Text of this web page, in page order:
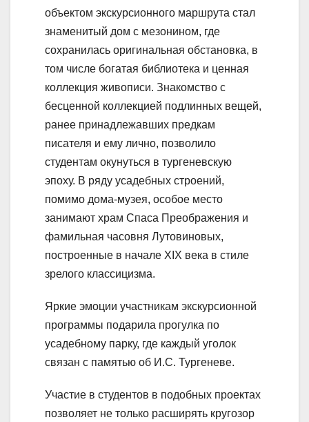
объектом экскурсионного маршрута стал
знаменитый дом с мезонином, где
сохранилась оригинальная обстановка, в
том числе богатая библиотека и ценная
коллекция живописи. Знакомство с
бесценной коллекцией подлинных вещей,
ранее принадлежавших предкам
писателя и ему лично, позволило
студентам окунуться в тургеневскую
эпоху. В ряду усадебных строений,
помимо дома-музея, особое место
занимают храм Спаса Преображения и
фамильная часовня Лутовиновых,
построенные в начале XIX века в стиле
зрелого классицизма.
Яркие эмоции участникам экскурсионной
программы подарила прогулка по
усадебному парку, где каждый уголок
связан с памятью об И.С. Тургеневе.
Участие в студентов в подобных проектах
позволяет не только расширять кругозор